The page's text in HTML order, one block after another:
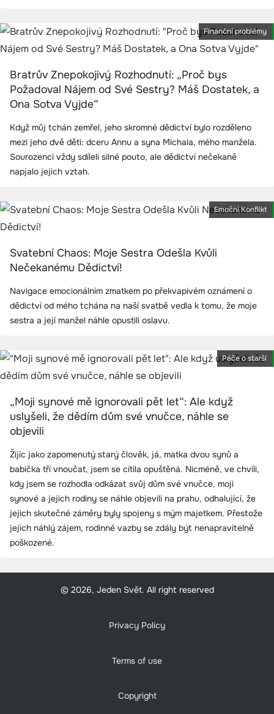
Finanční problémy
Bratrův Znepokojivý Rozhodnutí: „Proč bys
Požadoval Nájem od Své Sestry? Máš Dostatek, a
Ona Sotva Vyjde“
Když můj tchán zemřel, jeho skromné dědictví bylo rozděleno
mezi jeho dvě děti: dceru Annu a syna Michala, mého manžela.
Sourozenci vždy sdíleli silné pouto, ale dědictví nečekaně
napjalo jejich vztah.
Emoční Konflikt
Svatební Chaos: Moje Sestra Odešla Kvůli
Nečekanému Dědictví!
Navigace emocionálním zmatkem po překvapivém oznámení o
dědictví od mého tchána na naší svatbě vedla k tomu, že moje
sestra a její manžel náhle opustili oslavu.
Péče o starší
„Moji synové mě ignorovali pět let“: Ale když
uslyšeli, že dědím dům své vnučce, náhle se
objevili
Žijíc jako zapomenutý starý člověk, já, matka dvou synů a
babička tří vnoučat, jsem se cítila opuštěná. Nicméně, ve chvíli,
kdy jsem se rozhodla odkázat svůj dům své vnučce, moji
synové a jejich rodiny se náhle objevili na prahu, odhalující, že
jejich skutečné záměry byly spojeny s mým majetkem. Přestože
jejich náhlý zájem, rodinné vazby se zdály být nenapravitelně
poškozené.
© 2026, Jeden Svět. All right reserved
Privacy Policy
Terms of use
Copyright